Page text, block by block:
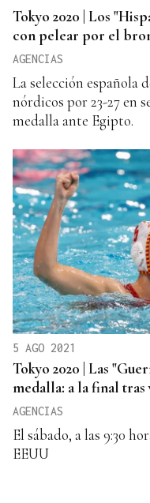
Tokyo 2020 | Los
con pelear por el
AGENCIAS
La selección española
nórdicos por 23-27 en
medalla ante Egipto.
5 AGO 2021
Tokyo 2020 | Las
medalla: a la final
AGENCIAS
El sábado, a las 9:30
EEUU